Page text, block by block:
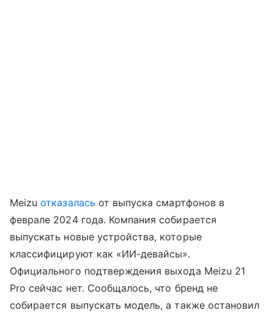
Meizuотказалась от выпуска смартфонов в
феврале 2024 года. Компания собирается
выпускать новые устройства, которые
классифицируют как «ИИ-девайсы».
Официального подтверждения выхода Meizu 21
Pro сейчас нет. Сообщалось, что бренд не
собирается выпускать модель, а также остановил